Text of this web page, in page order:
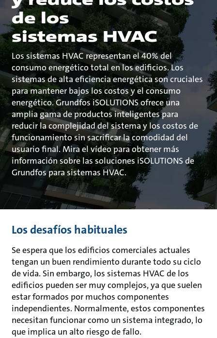
de los
sistemas HVAC
Los sistemas HVAC representan el 40% del
consumo energético total en los edificios. Los
sistemas de alta eficiencia energética son cruciales
para mantener bajos los costos y el consumo
energético. Grundfos iSOLUTIONS ofrece una
amplia gama de productos inteligentes para
reducir la complejidad del sistema y los costos de
funcionamiento sin sacrificar la comodidad del
usuario final. Mira el vídeo para obtener más
información sobre las soluciones iSOLUTIONS de
Grundfos para sistemas HVAC.
Los desafíos habituales
Se espera que los edificios comerciales actuales
tengan un buen rendimiento durante todo su ciclo
de vida. Sin embargo, los sistemas HVAC de los
edificios pueden ser muy complejos, ya que suelen
estar formados por muchos componentes
independientes. Normalmente, estos componentes
necesitan funcionar como un sistema integrado, lo
que implica un alto riesgo de fallo.